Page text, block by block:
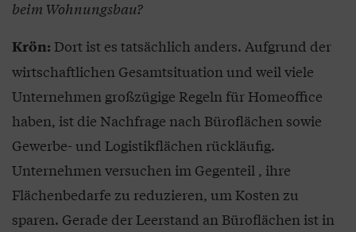
beim Wohnungsbau?
Krön: Dort ist es tatsächlich anders. Aufgrund der
wirtschaftlichen Gesamtsituation und weil viele
Unternehmen großzügige Regeln für Homeoffice
haben, ist die Nachfrage nach Büroflächen sowie
Gewerbe- und Logistikflächen rückläufig.
Unternehmen versuchen im Gegenteil , ihre
Flächenbedarfe zu reduzieren, um Kosten zu
sparen. Gerade der Leerstand an Büroflächen ist in